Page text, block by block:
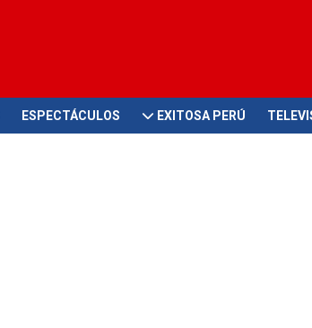
ESPECTÁCULOS EXITOSA PERÚ